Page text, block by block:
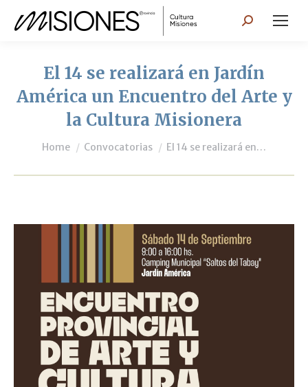
Search:
El 14 se realizará en Jardín
América un Encuentro del Arte y
la Cultura Misionera
You are here:
Home Convocatorias El 14 se realizará en…